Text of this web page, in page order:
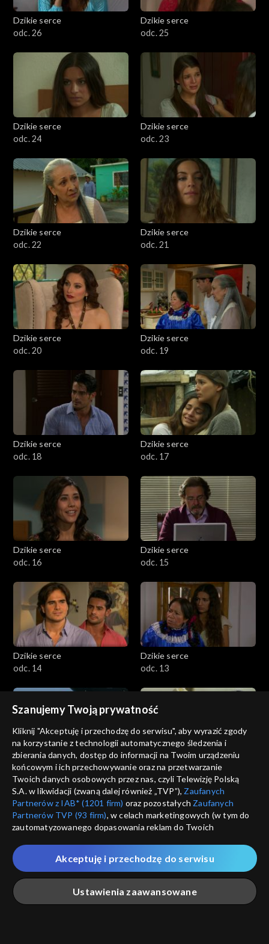
Dzikie serce
odc. 26
Dzikie serce
odc. 25
Dzikie serce
odc. 24
Dzikie serce
odc. 23
Dzikie serce
odc. 22
Dzikie serce
odc. 21
Dzikie serce
odc. 20
Dzikie serce
odc. 19
Dzikie serce
odc. 18
Dzikie serce
odc. 17
Dzikie serce
odc. 16
Dzikie serce
odc. 15
Dzikie serce
odc. 14
Dzikie serce
odc. 13
Dzikie serce
odc. 12
Dzikie serce
odc. 11
Dzikie serce
odc. 10
Dzikie serce
odc. 9
Szanujemy Twoją prywatność
Kliknij "Akceptuję i przechodzę do serwisu", aby wyrazić zgody
na korzystanie z technologii automatycznego śledzenia i
zbierania danych, dostęp do informacji na Twoim urządzeniu
końcowym i ich przechowywanie oraz na przetwarzanie
Twoich danych osobowych przez nas, czyli Telewizję Polską
S.A. w likwidacji (zwaną dalej również „TVP”), Zaufanych
Partnerów z IAB* (1201 firm) oraz pozostałych Zaufanych
Partnerów TVP (93 firm), w celach marketingowych (w tym do
zautomatyzowanego dopasowania reklam do Twoich
które wskazujemy poniżej, a także zgody na udostępnianie
przez nas identyfikatora PPID do Google.
Twoje dane osobowe zbierane podczas odwiedzania przez
Ciebie naszych
poszczególnych serwisówzwanych dalej
„Portalem”, w tym informacje zapisywane za pomocą
Ustawienia zaawansowane
Akceptuję i przechodzę do serwisu